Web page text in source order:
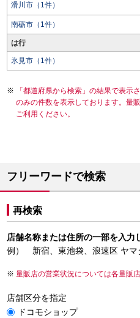
滑川市（1件）
南砺市（1件）
は行
氷見市（1件）
「都道府県から検索」の結果で表示
のみの件数を表示しております。量
ご利用ください。
フリーワードで検索
再検索
店舗名称または住所の一部を入力
例） 新宿、東池袋、浪速区 ヤマ
量販店の営業状況については各量販
店舗区分を指定
ドコモショップ